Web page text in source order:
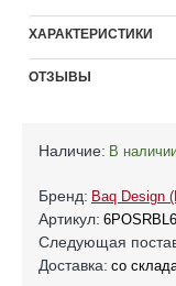
ХАРАКТЕРИСТИКИ
ОТЗЫВЫ
Наличие: В
Бренд: Baq Design
Артикул:
Следующая
Доставка: со